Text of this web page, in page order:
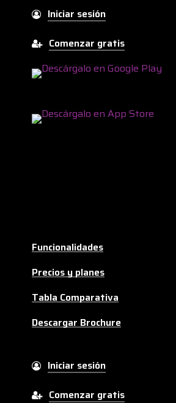
Iniciar sesión
Comenzar gratis
Funcionalidades
Precios y planes
Tabla Comparativa
Descargar Brochure
Iniciar sesión
Comenzar gratis